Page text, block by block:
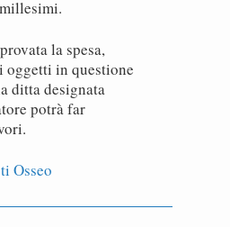
la spesa,
oggetti in questione
ditta designata
potrà far
Osseo